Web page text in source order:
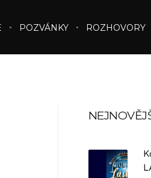
POZVÁNKY ROZHOVORY